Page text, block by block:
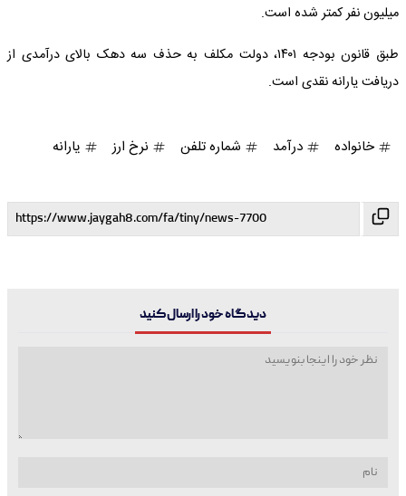
میلیون نفر کمتر شده است.
طبق قانون بودجه ۱۴۰۱، دولت مکلف به حذف سه دهک بالای درآمدی از
دریافت یارانه نقدی است.
خانواده درآمد شماره تلفن نرخ ارز یارانه
دیدگاه خود را ارسال کنید